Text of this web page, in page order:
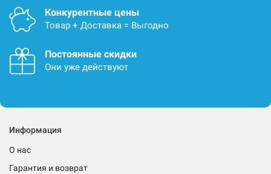
Конкурентные цены
Товар + Доставка = Выгодно
Постоянные скидки
Они уже действуют
Информация
О нас
Гарантия и возврат